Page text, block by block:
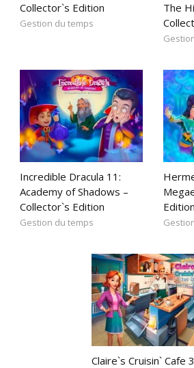
Collector`s Edition
Gestion du temps
The
Incredible Dracula 11:
Academy of Shadows –
Collector`s Edition
Gestion du temps
Edition
Claire`s Cruisin` Cafe